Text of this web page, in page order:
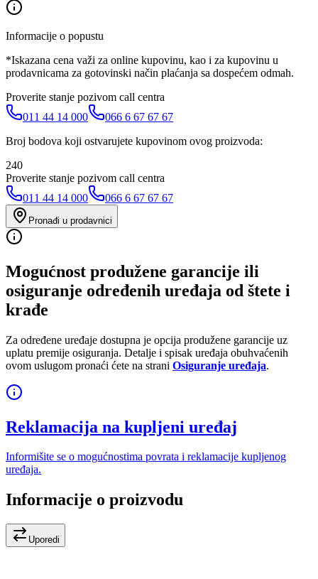
Informacije o popustu
*Iskazana cena važi za online kupovinu, kao i za kupovinu u
prodavnicama za gotovinski način plaćanja sa dospećem odmah.
Proverite stanje pozivom call centra
011 44 14 000
066 6 67 67 67
Broj bodova koji ostvarujete kupovinom ovog proizvoda:
240
Proverite stanje pozivom call centra
011 44 14 000
066 6 67 67 67
Pronađi u prodavnici
Mogućnost produžene garancije ili
osiguranje određenih uređaja od štete i
krađe
Za određene uređaje dostupna je opcija produžene garancije uz
uplatu premije osiguranja. Detalje i spisak uređaja obuhvaćenih
ovom uslugom pronaći ćete na strani Osiguranje uređaja.
Reklamacija na kupljeni uređaj
Informišite se o mogućnostima povrata i reklamacije kupljenog
uređaja.
Informacije o proizvodu
Uporedi